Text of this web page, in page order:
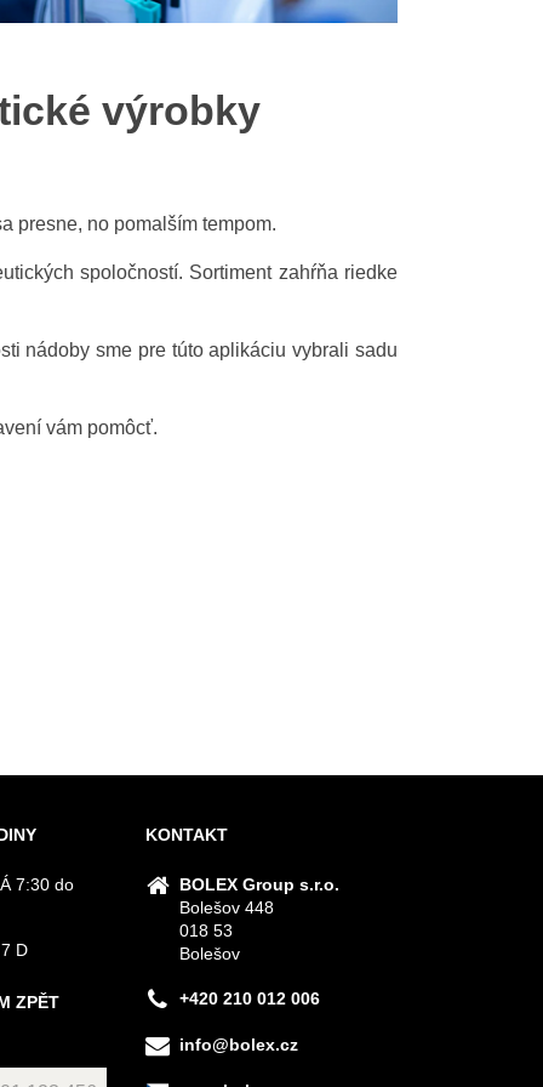
výrobky
presne, no pomalším tempom.
spoločností. Sortiment zahŕňa riedke
nádoby sme pre túto aplikáciu vybrali sadu
vám pomôcť.
7:30 do
D
ZPĚT
KONTAKT
BOLEX Group s.r.o.
Bolešov 448
018 53
Bolešov
+420 210 012 006
info@bolex.cz